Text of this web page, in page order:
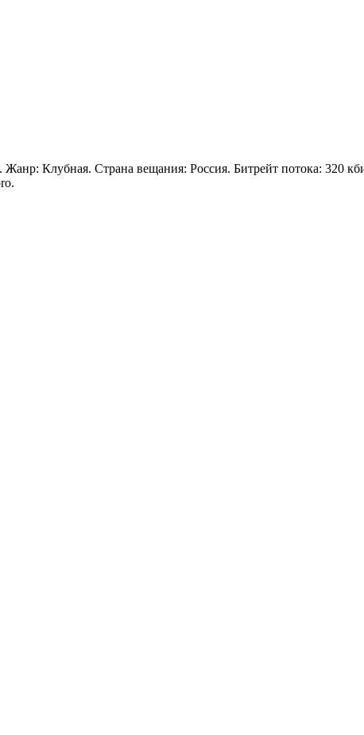
Клубная. Страна вещания: Россия. Битрейт потока: 320